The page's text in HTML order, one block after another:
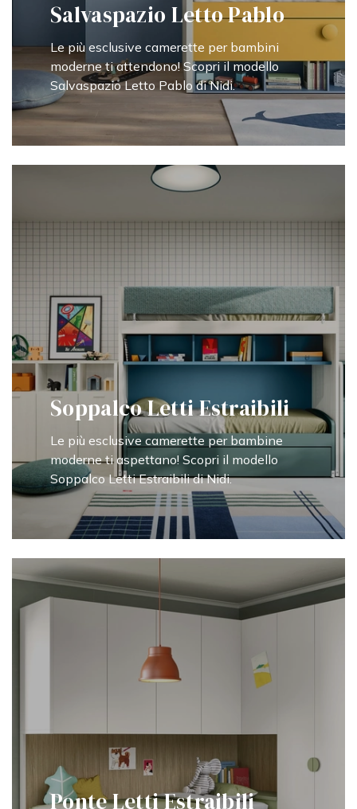
Salvaspazio Letto Pablo
Le più esclusive camerette per bambini
moderne ti attendono! Scopri il modello
Salvaspazio Letto Pablo di Nidi.
Soppalco Letti Estraibili
Le più esclusive camerette per bambine
moderne ti aspettano! Scopri il modello
Soppalco Letti Estraibili di Nidi.
Ponte Letti Estraibili